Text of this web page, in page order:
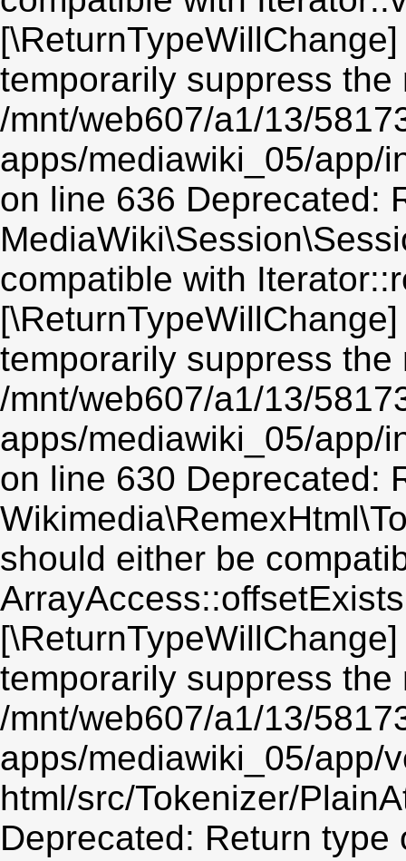
temporarily suppress the
/mnt/web607/a1/13/
apps/mediawiki_05/app/
on line 636 Deprecated:
compatible with
temporarily suppress the
/mnt/web607/a1/13/
apps/mediawiki_05/app/
on line 630 Deprecated:
should either be
temporarily suppress the
/mnt/web607/a1/13/
apps/mediawiki_05/app/
html/src/Tokenizer/
Deprecated: Return type